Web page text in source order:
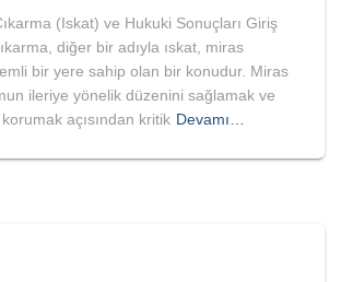
(Iskat) ve Hukuki Sonuçları Giriş
diğer bir adıyla ıskat, miras
bir yere sahip olan bir konudur. Miras
ileriye yönelik düzenini sağlamak ve
korumak açısından kritik Devamı…